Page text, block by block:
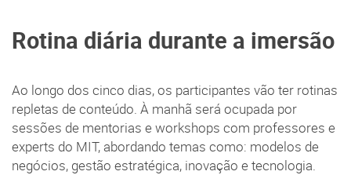
Rotina diária durante a imersão
Ao longo dos cinco dias, os participantes vão ter rotinas
repletas de conteúdo. À manhã será ocupada por
sessões de mentorias e workshops com professores e
experts do MIT, abordando temas como: modelos de
negócios, gestão estratégica, inovação e tecnologia.